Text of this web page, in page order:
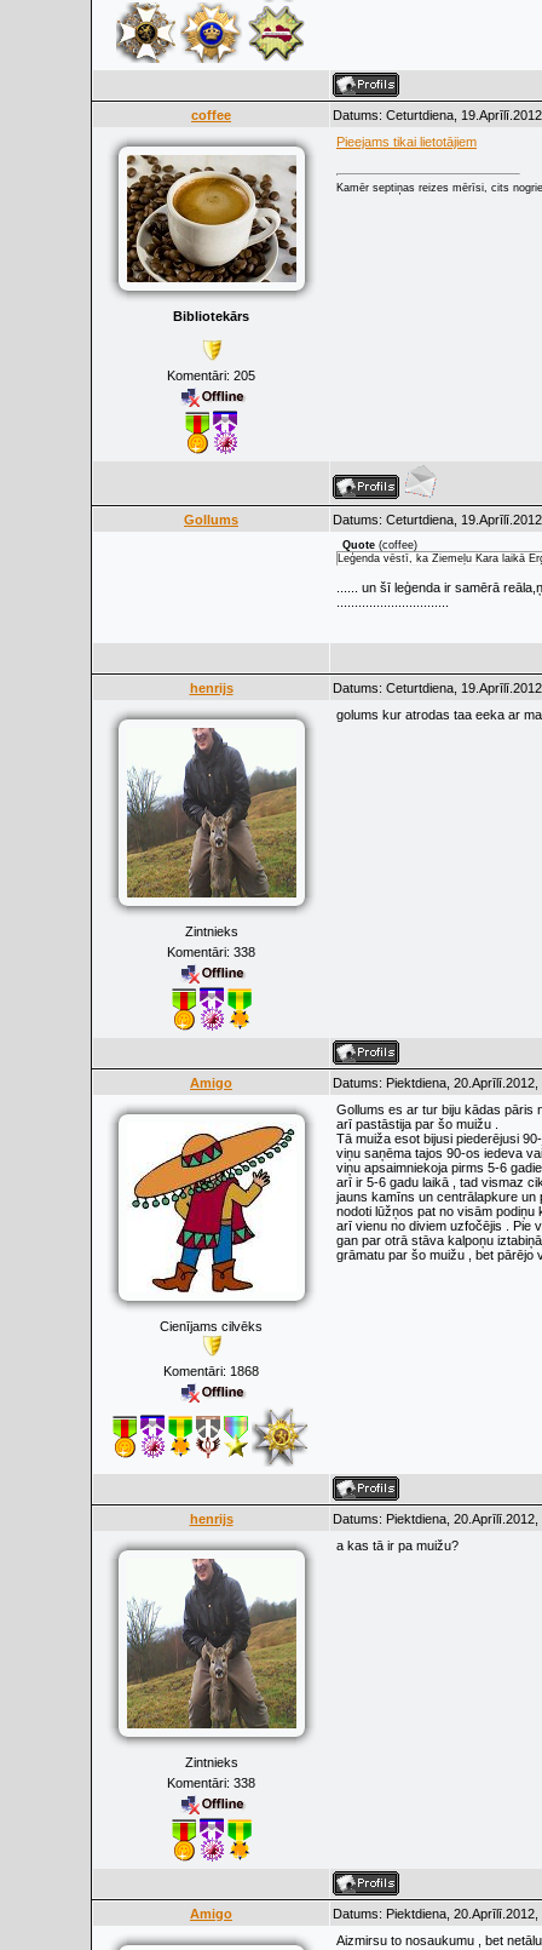
coffee Datums: Ceturtdiena,
Bibliotekārs
Komentāri: 205
Pieejams tikai lietotājiem
Kamēr septiņas reizes mērīsi, cits
Gollums Datums: Ceturtdiena,
Quote (coffee)
Leģenda vēstī, ka Ziemeļu Kara laikā
...... un šī leģenda ir samērā
henrijs Datums: Ceturtdiena,
Zintnieks
Komentāri: 338
golums kur atrodas taa eeka ar
Amigo Datums: Piektdiena,
Cienījams cilvēks
Komentāri: 1868
Gollums es ar tur biju kādas pāris
arī pastāstija par šo muižu .
Tā muiža esot bijusi piederējusi
viņu saņēma tajos 90-os iedeva
viņu apsaimniekoja pirms 5-6
arī ir 5-6 gadu laikā , tad vismaz
jauns kamīns un centrālapkure
nodoti lūžņos pat no visām
arī vienu no diviem uzfočējis . Pie
gan par otrā stāva kalpoņu
grāmatu par šo muižu , bet pārējo
henrijs Datums: Piektdiena,
Zintnieks
Komentāri: 338
a kas tā ir pa muižu?
Amigo Datums: Piektdiena,
Aizmirsu to nosaukumu , bet